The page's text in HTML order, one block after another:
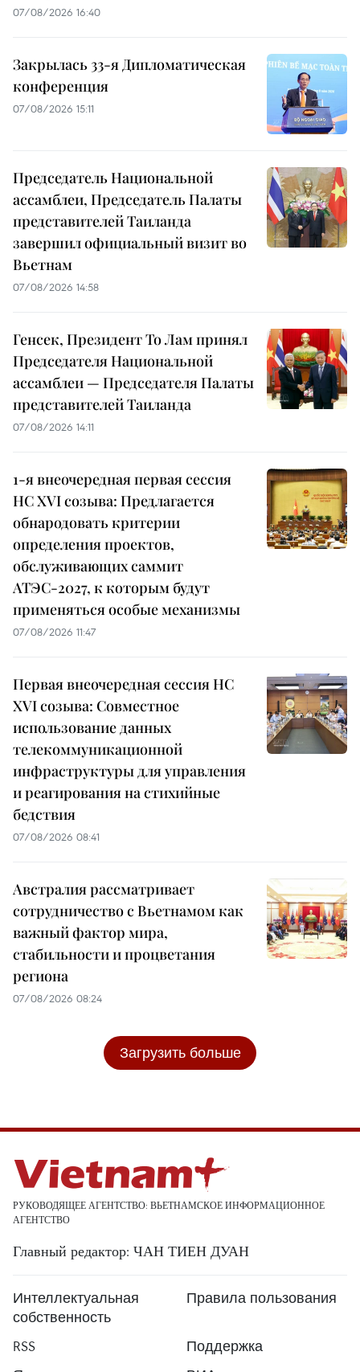
07/08/2026 16:40
Закрылась 33-я Дипломатическая
конференция
07/08/2026 15:11
Председатель Национальной
ассамблеи, Председатель Палаты
представителей Таиланда
завершил официальный визит во
Вьетнам
07/08/2026 14:58
Генсек, Президент То Лам принял
Председателя Национальной
ассамблеи — Председателя Палаты
представителей Таиланда
07/08/2026 14:11
1-я внеочередная первая сессия
НС XVI созыва: Предлагается
обнародовать критерии
определения проектов,
обслуживающих саммит
АТЭС-2027, к которым будут
применяться особые механизмы
07/08/2026 11:47
Первая внеочередная сессия НС
XVI созыва: Совместное
использование данных
телекоммуникационной
инфраструктуры для управления
и реагирования на стихийные
бедствия
07/08/2026 08:41
Австралия рассматривает
сотрудничество с Вьетнамом как
важный фактор мира,
стабильности и процветания
региона
07/08/2026 08:24
Загрузить больше
РУКОВОДЯЩЕЕ АГЕНТСТВО: ВЬЕТНАМСКОЕ ИНФОРМАЦИОННОЕ
АГЕНТСТВО
Главный редактор: ЧАН ТИЕН ДУАН
Интеллектуальная
собственность
Правила пользования
RSS
Поддержка